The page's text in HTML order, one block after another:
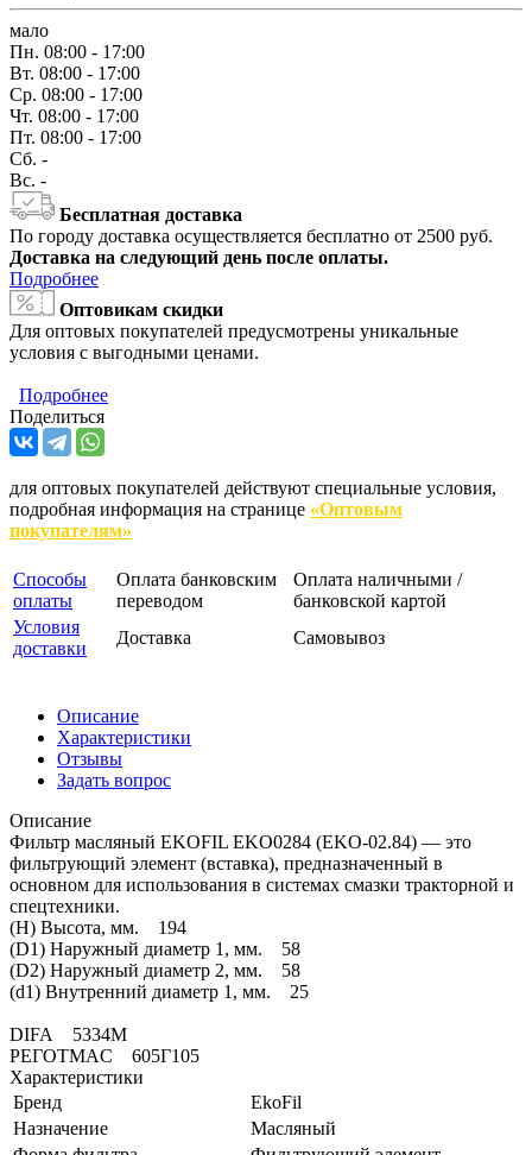
мало
Пн. 08:00 - 17:00
Вт. 08:00 - 17:00
Ср. 08:00 - 17:00
Чт. 08:00 - 17:00
Пт. 08:00 - 17:00
Сб. -
Вс. -
Бесплатная доставка
По городу доставка осуществляется бесплатно от 2500 руб.
Доставка на следующий день после оплаты.
Подробнее
Оптовикам скидки
Для оптовых покупателей предусмотрены уникальные
условия с выгодными ценами.
Подробнее
Поделиться
для оптовых покупателей действуют специальные условия,
подробная информация на странице «Оптовым
покупателям»
Способы
оплаты
Оплата банковским
переводом
Оплата наличными /
банковской картой
Условия
доставки
Доставка Самовывоз
Описание
Характеристики
Отзывы
Задать вопрос
Описание
Фильтр масляный EKOFIL EKO0284 (EKO-02.84) — это
фильтрующий элемент (вставка), предназначенный в
основном для использования в системах смазки тракторной и
спецтехники.
(H) Высота, мм. 194
(D1) Наружный диаметр 1, мм. 58
(D2) Наружный диаметр 2, мм. 58
(d1) Внутренний диаметр 1, мм. 25
DIFA 5334M
PEГOTMAC 605Г105
Характеристики
Бренд
EkoFil
Назначение
Масляный